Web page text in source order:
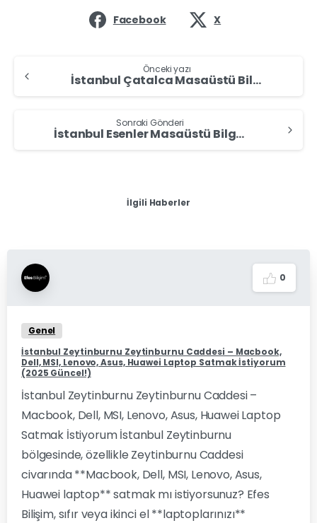
Facebook X
Önceki yazı
İstanbul Çatalca Masaüstü Bilgisayar Alan Yerler – Masaüstü Bilgisayar Sat
Sonraki Gönderi
İstanbul Esenler Masaüstü Bilgisayar Alan Yerler – Masaüstü Bilgisayar Sat
İlgili Haberler
0
Genel
İstanbul Zeytinburnu Zeytinburnu Caddesi – Macbook,
Dell, MSI, Lenovo, Asus, Huawei Laptop Satmak İstiyorum
(2025 Güncel!)
İstanbul Zeytinburnu Zeytinburnu Caddesi –
Macbook, Dell, MSI, Lenovo, Asus, Huawei Laptop
Satmak İstiyorum İstanbul Zeytinburnu
bölgesinde, özellikle Zeytinburnu Caddesi
civarında **Macbook, Dell, MSI, Lenovo, Asus,
Huawei laptop** satmak mı istiyorsunuz? Efes
Bilişim, sıfır veya ikinci el **laptoplarınızı**